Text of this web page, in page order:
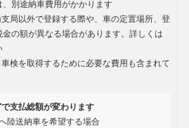
別途納車費用がかかります
局以外で登録する際や、車の定置場所、登
の額が異なる場合があります。詳しくは
検を取得するために必要な費用も含まれて
で支払総額が変わります
陸送納車を希望する場合